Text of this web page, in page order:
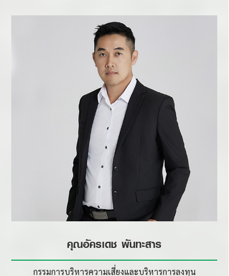
คุณอัครเดช พันทะสาร
กรรมการบริหารความเสี่ยงและบริหารการลงทุน